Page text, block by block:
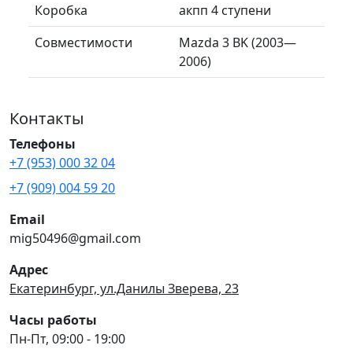
Коробка
акпп 4 ступени
Совместимости
Mazda 3 BK (2003—
2006)
Контакты
Телефоны
+7 (953) 000 32 04
+7 (909) 004 59 20
Email
mig50496@gmail.com
Адрес
Екатеринбург, ул.Данилы Зверева, 23
Часы работы
Пн-Пт, 09:00 - 19:00